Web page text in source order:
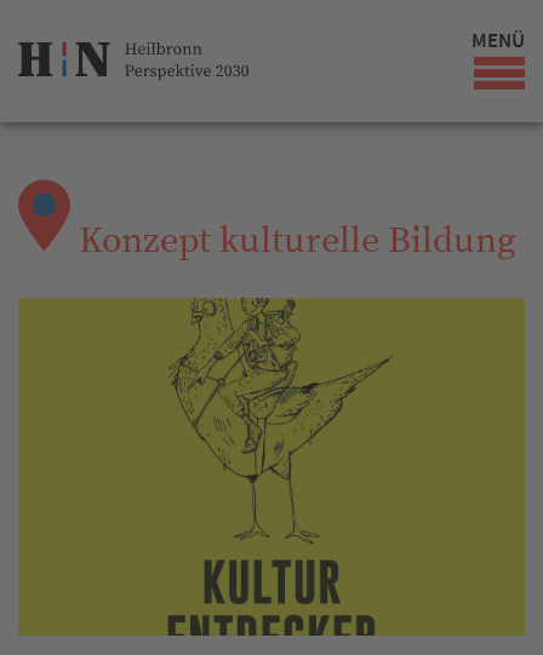
MENÜ
Konzept kulturelle Bildung